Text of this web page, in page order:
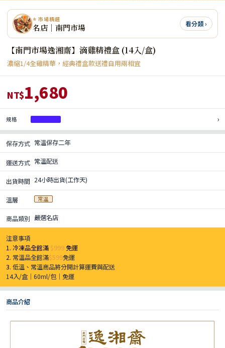
⭐ 市場精選
名店｜南門市場 看分類 ›
【南門市場逸湘齋】滴雞精禮盒 (14入/盒)
濃縮1/4全雞精華，經典禮盒款送禮自用兩相宜
NT$1,680
規格 ›
保存方式 常溫保存二年
運送方式 常溫配送
出貨時間 24小時出貨(工作天)
溫層 常溫
商品類別 嚴選名店
注意事項
1. 冷凍品全館滿 $999免運
2. 常溫品全館滿$599免運
3.低溫、常溫商品將分開計算運費與配送
14入/盒｜60ml/包｜免運
商品介紹